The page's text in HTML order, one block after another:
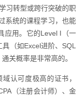
习转型或跨行突破的职
系统的课程学习，也能
应用。它的Level I（一
（如Excel进阶、SQL
关概率是非常高的。
认可度极高的证书，
（注册会计师）、金